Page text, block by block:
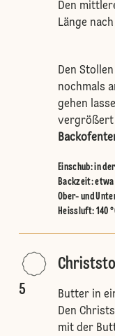
Den
Länge
Den
nochmals
gehen
vergrößert
Einschub:in
Backzeit: etwa
Ober- und
Heissluft: 140
5
Butter in
Den
mit der